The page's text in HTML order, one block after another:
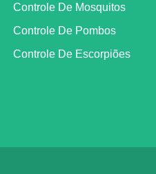
Controle De Mosquitos
Controle De Pombos
Controle De Escorpiões